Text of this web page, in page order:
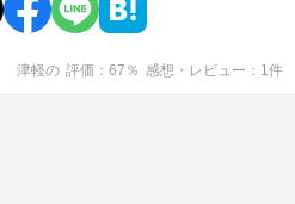
津軽の 評価 67 ％ 感想・レビュー 1件